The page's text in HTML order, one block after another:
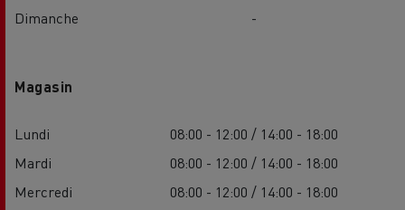
Dimanche
-
Magasin
Lundi
08:00 - 12:00 / 14:00 - 18:00
Mardi
08:00 - 12:00 / 14:00 - 18:00
Mercredi
08:00 - 12:00 / 14:00 - 18:00